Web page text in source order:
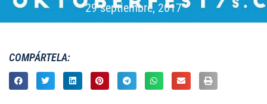
29 septiembre, 2017
COMPÁRTELA: